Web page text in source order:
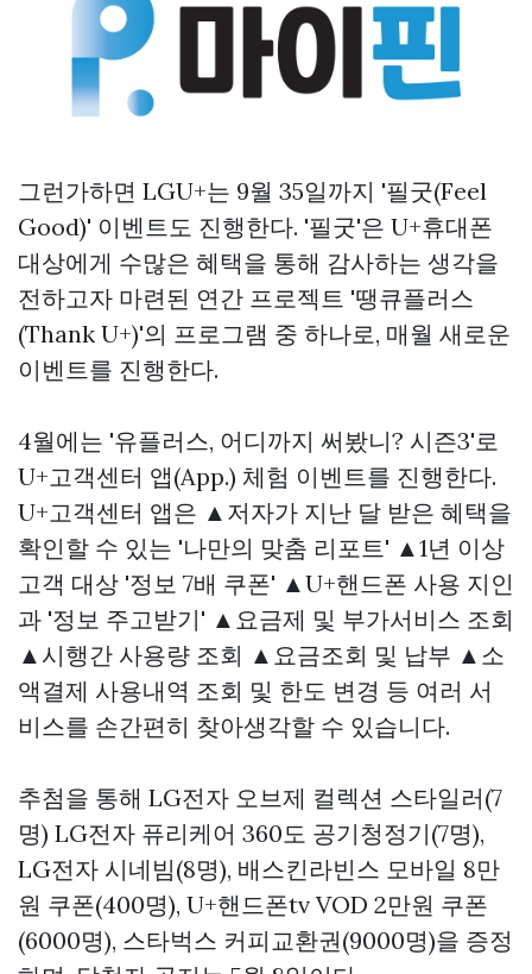
그런가하면 LGU+는 9월 35일까지 '필굿(Feel
Good)' 이벤트도 진행한다. '필굿'은 U+휴대폰
대상에게 수많은 혜택을 통해 감사하는 생각을
전하고자 마련된 연간 프로젝트 '땡큐플러스
(Thank U+)'의 프로그램 중 하나로, 매월 새로운
이벤트를 진행한다.
4월에는 '유플러스, 어디까지 써봤니? 시즌3'로
U+고객센터 앱(App.) 체험 이벤트를 진행한다.
U+고객센터 앱은 ▲저자가 지난 달 받은 혜택을
확인할 수 있는 '나만의 맞춤 리포트' ▲1년 이상
고객 대상 '정보 7배 쿠폰' ▲U+핸드폰 사용 지인
과 '정보 주고받기' ▲요금제 및 부가서비스 조회
▲시행간 사용량 조회 ▲요금조회 및 납부 ▲소
액결제 사용내역 조회 및 한도 변경 등 여러 서
비스를 손간편히 찾아생각할 수 있습니다.
추첨을 통해 LG전자 오브제 컬렉션 스타일러(7
명) LG전자 퓨리케어 360도 공기청정기(7명),
LG전자 시네빔(8명), 배스킨라빈스 모바일 8만
원 쿠폰(400명), U+핸드폰tv VOD 2만원 쿠폰
(6000명), 스타벅스 커피교환권(9000명)을 증정